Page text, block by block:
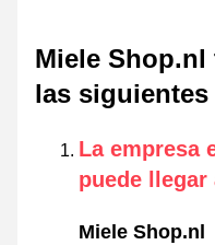
Miele Shop.nl
las siguientes
La empresa
puede llegar
Miele Shop.nl